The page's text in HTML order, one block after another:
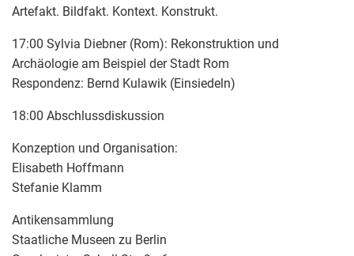
Artefakt. Bildfakt. Kontext. Konstrukt.
17:00 Sylvia Diebner (Rom): Rekonstruktion und
Archäologie am Beispiel der Stadt Rom
Respondenz: Bernd Kulawik (Einsiedeln)
18:00 Abschlussdiskussion
Konzeption und Organisation:
Elisabeth Hoffmann
Stefanie Klamm
Antikensammlung
Staatliche Museen zu Berlin